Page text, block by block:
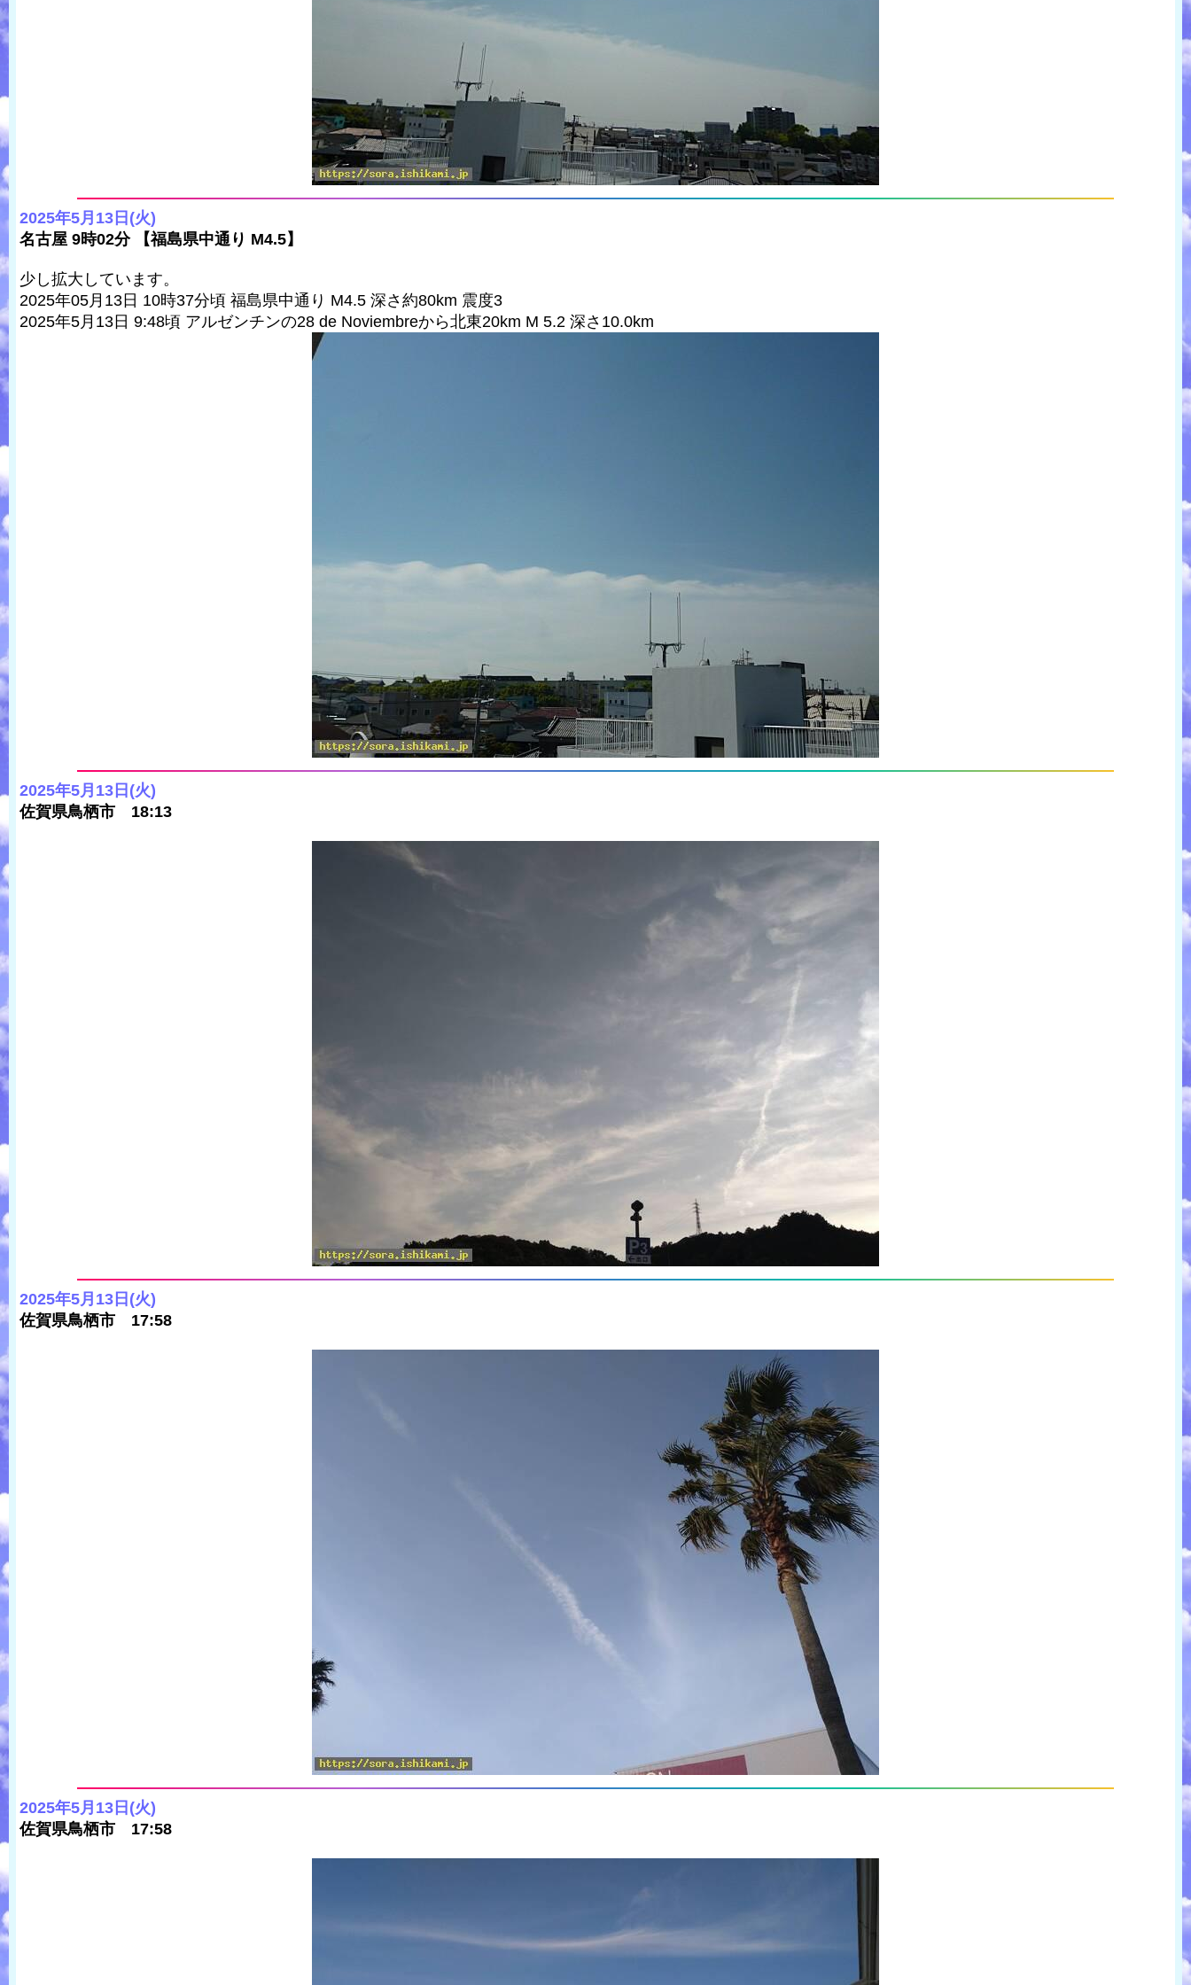
2025年5月13日(火)
名古屋 9時02分 【福島県中通り M4.5】
少し拡大しています。
2025年05月13日 10時37分頃 福島県中通り M4.5 深さ約80km 震度3
2025年5月13日 9:48頃 アルゼンチンの28 de Noviembreから北東20km M 5.2 深さ10.0km
2025年5月13日(火)
佐賀県鳥栖市 18:13
2025年5月13日(火)
佐賀県鳥栖市 17:58
2025年5月13日(火)
佐賀県鳥栖市 17:58